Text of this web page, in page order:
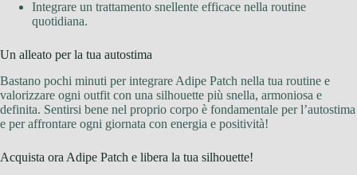
Integrare un trattamento snellente efficace nella routine
quotidiana.
Un alleato per la tua autostima
Bastano pochi minuti per integrare Adipe Patch nella tua routine e
valorizzare ogni outfit con una silhouette più snella, armoniosa e
definita. Sentirsi bene nel proprio corpo è fondamentale per l’autostima
e per affrontare ogni giornata con energia e positività!
Acquista ora Adipe Patch e libera la tua silhouette!